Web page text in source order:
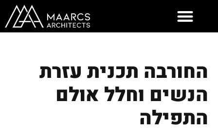
החורבה תכנית עזרת
הנשים וחלל אולם
התפילה